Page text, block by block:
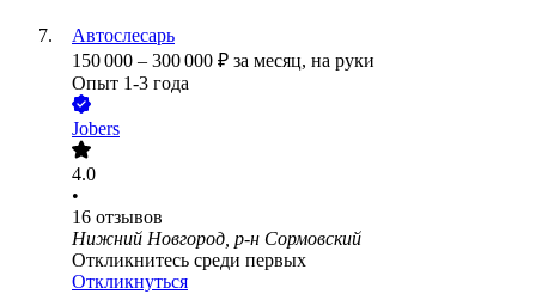
Автослесарь
150 000 – 300 000 ₽ за месяц, на руки
Опыт 1-3 года
Jobers
4.0
•
16 отзывов
Нижний Новгород, р-н Сормовский
Откликнитесь среди первых
Откликнуться